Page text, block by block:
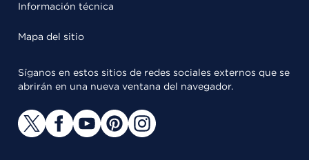
Información técnica
Mapa del sitio
Síganos en estos sitios de redes sociales externos que se
abrirán en una nueva ventana del navegador.